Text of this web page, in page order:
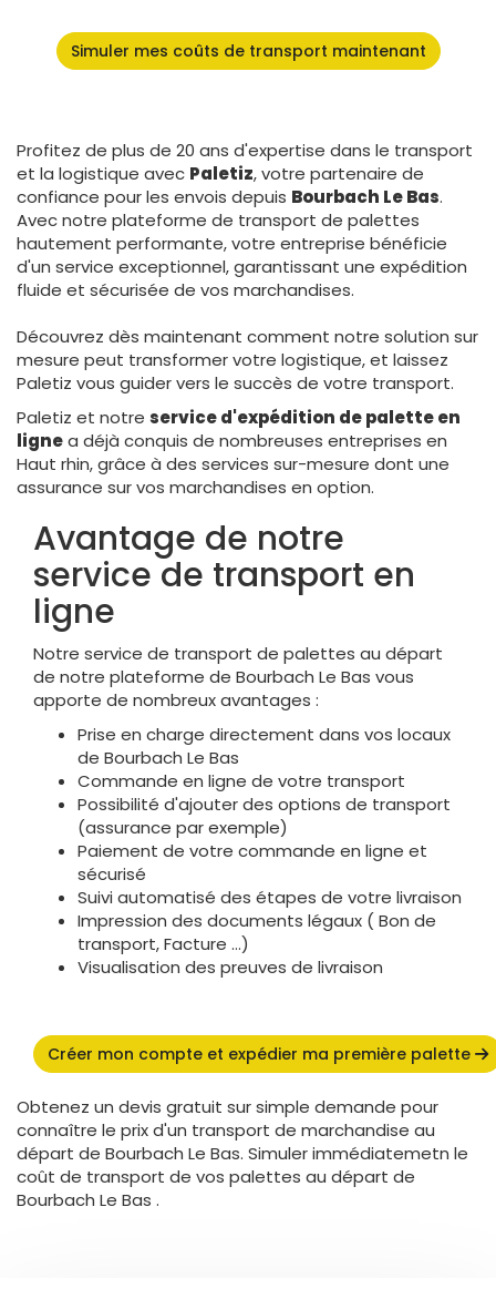
Simuler mes coûts de transport maintenant
Profitez de plus de 20 ans d'expertise dans le transport
et la logistique avec Paletiz, votre partenaire de
confiance pour les envois depuis Bourbach Le Bas.
Avec notre plateforme de transport de palettes
hautement performante, votre entreprise bénéficie
d'un service exceptionnel, garantissant une expédition
fluide et sécurisée de vos marchandises.
Découvrez dès maintenant comment notre solution sur
mesure peut transformer votre logistique, et laissez
Paletiz vous guider vers le succès de votre transport.
Paletiz et notre service d'expédition de palette en
lignea déjà conquis de nombreuses entreprises en
Haut rhin, grâce à des services sur-mesure dont une
assurance sur vos marchandises en option.
Avantage de notre
service de transport en
ligne
Notre service de transport de palettes au départ
de notre plateforme de Bourbach Le Bas vous
apporte de nombreux avantages :
Prise en charge directement dans vos locaux
de Bourbach Le Bas
Commande en ligne de votre transport
Possibilité d'ajouter des options de transport
(assurance par exemple)
Paiement de votre commande en ligne et
sécurisé
Suivi automatisé des étapes de votre livraison
Impression des documents légaux ( Bon de
transport, Facture ...)
Visualisation des preuves de livraison
Créer mon compte et expédier ma première palette
Obtenez un devis gratuit sur simple demande pour
connaître le prix d'un transport de marchandise au
départ de Bourbach Le Bas. Simuler immédiatemetn le
coût de transport de vos palettes au départ de
Bourbach Le Bas .